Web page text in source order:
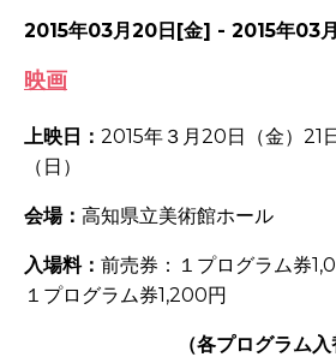
2015年03月20日[金] - 2015年03
映画
上映日： 2015年３月20日（金）21
（日）
会場： 高知県立美術館ホール
入場料： 前売券：１プログラム券
１プログラム券1,200円
（各プログラム入